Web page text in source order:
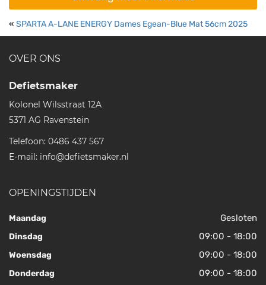
« SPARTA A-LANE ENERGY Dames Egean-Blue Mat 56cm 2025
OVER ONS
Defietsmaker
Kolonel Wilsstraat 12A
5371 AG Ravenstein
Telefoon: 0486 437 567
E-mail: info@defietsmaker.nl
OPENINGSTIJDEN
Maandag Gesloten
Dinsdag 09:00 - 18:00
Woensdag 09:00 - 18:00
Donderdag 09:00 - 18:00